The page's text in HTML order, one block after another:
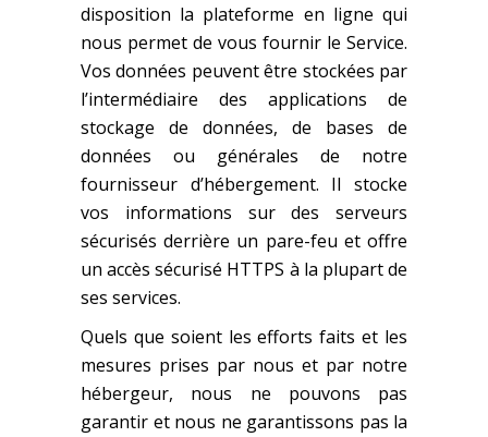
disposition la plateforme en ligne qui
nous permet de vous fournir le Service.
Vos données peuvent être stockées par
l’intermédiaire des applications de
stockage de données, de bases de
données ou générales de notre
fournisseur d’hébergement. Il stocke
vos informations sur des serveurs
sécurisés derrière un pare-feu et offre
un accès sécurisé HTTPS à la plupart de
ses services.
Quels que soient les efforts faits et les
mesures prises par nous et par notre
hébergeur, nous ne pouvons pas
garantir et nous ne garantissons pas la